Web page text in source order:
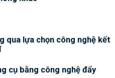
qua lựa chọn công nghệ kết
cụ bằng công nghệ đẩy